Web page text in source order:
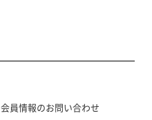
会員情報のお問い合わせ